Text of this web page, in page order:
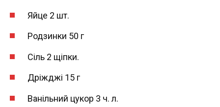
Яйце 2 шт.
Родзинки 50 г
Сіль 2 щіпки.
Дріжджі 15 г
Ванільний цукор 3 ч. л.